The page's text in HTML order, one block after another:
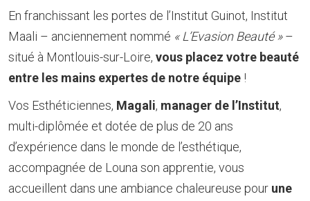
En franchissant les portes de l’Institut Guinot, Institut
Maali – anciennement nommé « L’Evasion Beauté »–
situé à Montlouis-sur-Loire, vous placez votre beauté
entre les mains expertes de notre équipe !
Vos Esthéticiennes, Magali, manager de l’Institut,
multi-diplômée et dotée de plus de 20 ans
d’expérience dans le monde de l’esthétique,
accompagnée de Louna son apprentie, vous
accueillent dans une ambiance chaleureuse pour une